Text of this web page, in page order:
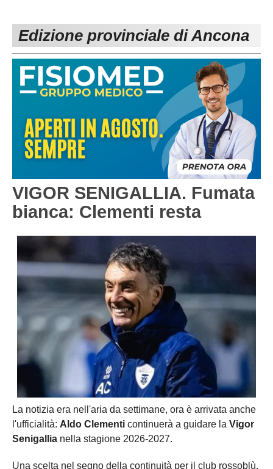
Carica la tua Rosa
1^ CATEGORIA
2^ CATEGORIA
3^ CATEGORIA
Edizione provinciale di Ancona
VIGOR SENIGALLIA. Fumata
bianca: Clementi resta
La notizia era nell'aria da settimane, ora è arrivata anche
l'ufficialità: Aldo Clementi continuerà a guidare la Vigor
Senigallia nella stagione 2026-2027.
Una scelta nel segno della continuità per il club rossoblù,